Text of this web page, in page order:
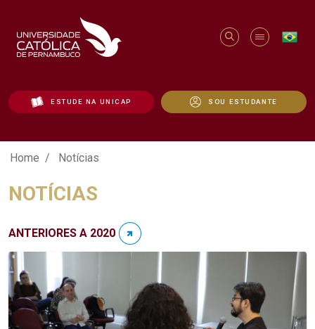
ESTUDE NA UNICAP SOU ESTUDANTE
Notícias - Unicap
Home Notícias
NOTÍCIAS
ANTERIORES A 2020